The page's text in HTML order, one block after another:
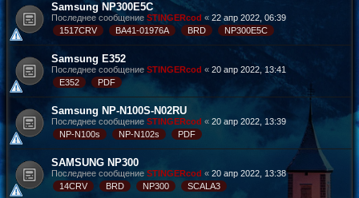
Samsung NP300E5C
Последнее сообщение STINGERcod « 22 апр 2022, 06:39
1517CRV
BA41-01976A BRD NP300E5C
Samsung E352
Последнее сообщение STINGERcod « 20 апр 2022, 13:41
E352
PDF
Samsung NP-N100S-N02RU
Последнее сообщение STINGERcod « 20 апр 2022, 13:39
NP-N100s
NP-N102s PDF
SAMSUNG NP300
Последнее сообщение STINGERcod « 20 апр 2022, 13:38
14CRV
BRD NP300 SCALA3